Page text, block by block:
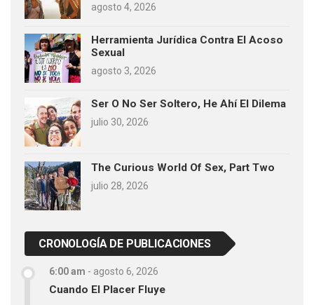
agosto 4, 2026
Herramienta Jurídica Contra El Acoso
Sexual
agosto 3, 2026
Ser O No Ser Soltero, He Ahí El Dilema
julio 30, 2026
The Curious World Of Sex, Part Two
julio 28, 2026
CRONOLOGÍA DE PUBLICACIONES
6:00 am - agosto 6, 2026
Cuando El Placer Fluye